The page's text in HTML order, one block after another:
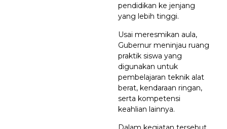
pendidikan ke jenjang
yang lebih tinggi.
Usai meresmikan aula,
Gubernur meninjau ruang
praktik siswa yang
digunakan untuk
pembelajaran teknik alat
berat, kendaraan ringan,
serta kompetensi
keahlian lainnya.